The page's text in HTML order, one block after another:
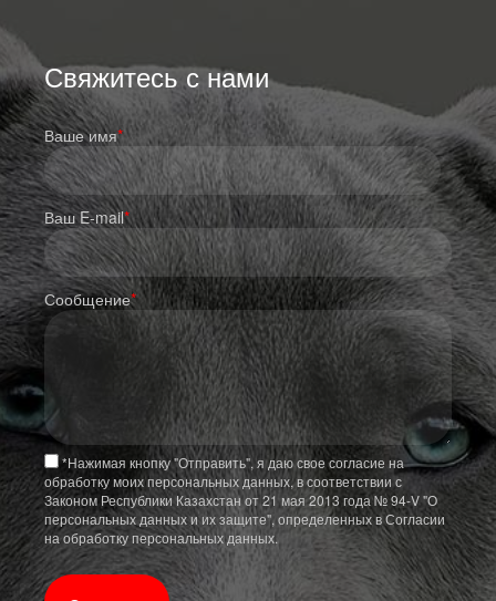
Свяжитесь с нами
Ваше имя*
Ваш E-mail*
Сообщение*
*Нажимая кнопку "Отправить", я даю свое согласие на
обработку моих персональных данных, в соответствии с
Законом Республики Казахстан от 21 мая 2013 года № 94-V "О
персональных данных и их защите", определенных в Согласии
на обработку персональных данных.